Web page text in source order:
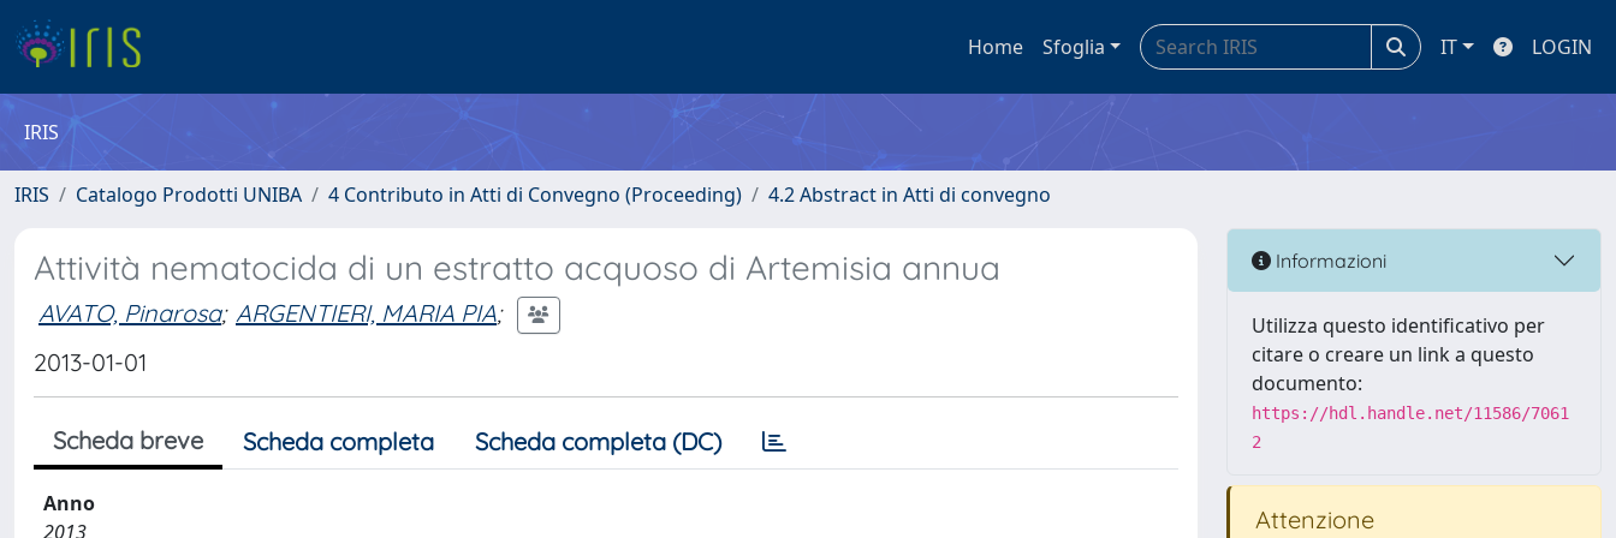
Home Sfoglia IT LOGIN
IRIS
IRIS Catalogo Prodotti UNIBA 4 Contributo in Atti di Convegno (Proceeding) 4.2 Abstract in Atti di convegno
Attività nematocida di un estratto acquoso di Artemisia annua
AVATO, Pinarosa; ARGENTIERI, MARIA PIA;
2013-01-01
Scheda breve Scheda completa Scheda completa (DC)
Anno
2013
Informazioni
Utilizza questo identificativo per
citare o creare un link a questo
documento:
https://hdl.handle.net/11586/7061
2
Attenzione